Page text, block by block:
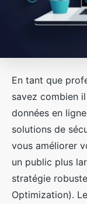
En tant que
savez combien
données en
solutions de
vous améliorer
un public plus
stratégie
Optimization).